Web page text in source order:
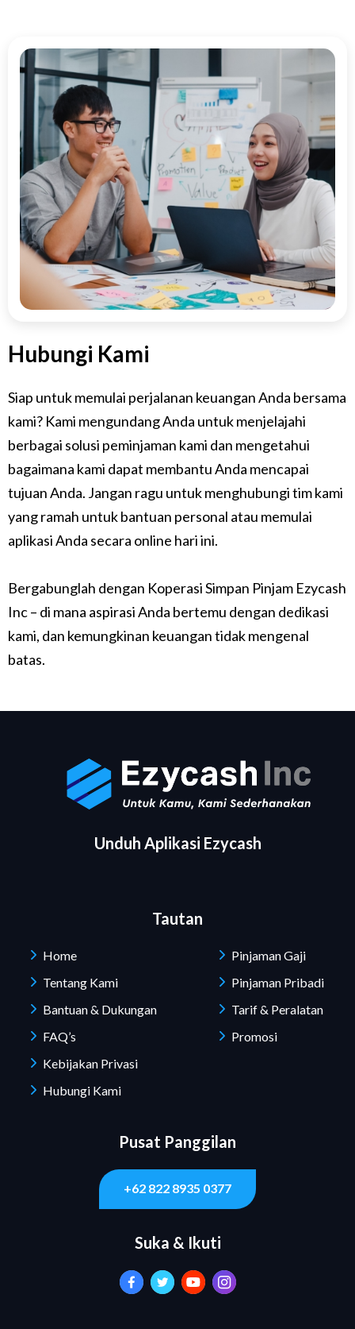
Hubungi Kami
Siap untuk memulai perjalanan keuangan Anda bersama
kami? Kami mengundang Anda untuk menjelajahi
berbagai solusi peminjaman kami dan mengetahui
bagaimana kami dapat membantu Anda mencapai
tujuan Anda. Jangan ragu untuk menghubungi tim kami
yang ramah untuk bantuan personal atau memulai
aplikasi Anda secara online hari ini.
Bergabunglah dengan Koperasi Simpan Pinjam Ezycash
Inc – di mana aspirasi Anda bertemu dengan dedikasi
kami, dan kemungkinan keuangan tidak mengenal
batas.
Unduh Aplikasi Ezycash
Tautan
Home
Tentang Kami
Bantuan & Dukungan
FAQ’s
Kebijakan Privasi
Hubungi Kami
Pinjaman Gaji
Pinjaman Pribadi
Tarif & Peralatan
Promosi
Pusat Panggilan
+62 822 8935 0377
Suka & Ikuti